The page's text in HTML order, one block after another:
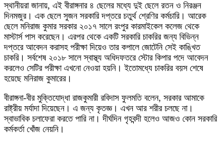
স্থানীয়রা জানায়, এই বীরাঙ্গনার ৪ ছেলের মধ্যে দুই ছেলে রতন ও নিরঞ্জন
দিনমজুর। এক ছেলে সুজন সরকারি দপ্তরে চতুর্থ শ্রেণির কর্মচারি। আরেক
ছেলে মনিরাজ কুমার সরকার ২০১৭ সালে রংপুর কারমাইকেল কলেজ থেকে
মাস্টার্স পাস করেছেন। এরপর থেকে একটি সরকারি চাকরির জন্য বিভিন্ন
দপ্তরে আবেদন করাসহ পরীক্ষা দিয়েও তার কপালে জোটেনি সেই কাঙ্খিত
চাকরি। সর্বশেষ ২০১৮ সালে স্বাস্থ্য অধিদফতরে স্টোর কিপার পদে আবেদন
করলেও সেটির পরীক্ষা এখনো নেওয়া হয়নি। ইতোমধ্যে চাকরির বয়স শেষে
হয়েছে মনিরাজ কুমারের।
বীরাঙ্গনা-বীর মুক্তিযোদ্ধা রাজকুমারী রবিদাস ফুলমতি বলেন, সরকার আমাকে
রাষ্ট্রীয় মর্যাদা দিয়েছেন। এ জন্য কৃতজ্ঞ। এখন আর শরীর চলছে না।
স্বাভাবিক চলাফেরা করতে পারি না। দীর্ঘদিন গৃহবন্দী হলেও আজও কোন সরকারি
কর্মকর্তা খোঁজ নেয়নি।